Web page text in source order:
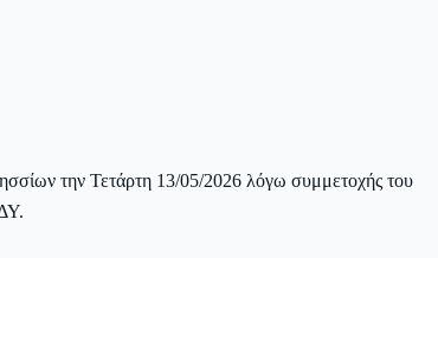
την Τετάρτη 13/05/2026 λόγω συμμετοχής του